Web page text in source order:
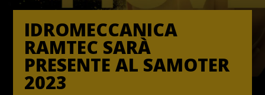
IDROMECCANICA
RAMTEC SARÀ
PRESENTE AL SAMOTER
2023